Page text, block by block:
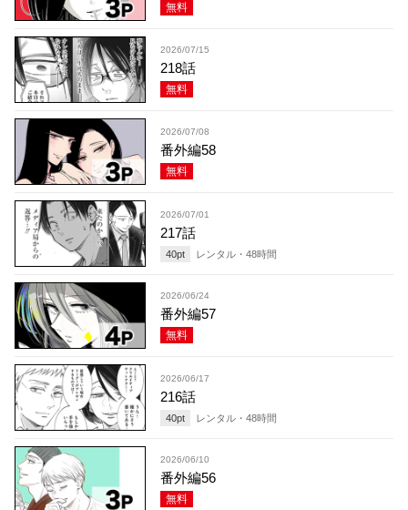
無料
2026/07/15
218話
無料
2026/07/08
番外編58
無料
2026/07/01
217話
40pt レンタル・ 48時間
2026/06/24
番外編57
無料
2026/06/17
216話
40pt レンタル・ 48時間
2026/06/10
番外編56
無料